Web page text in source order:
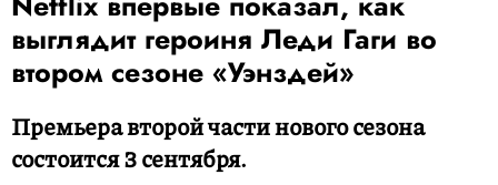
выглядит героиня Леди Гаги во
втором сезоне «Уэнздей»
Премьера второй части нового сезона
состоится 3 сентября.